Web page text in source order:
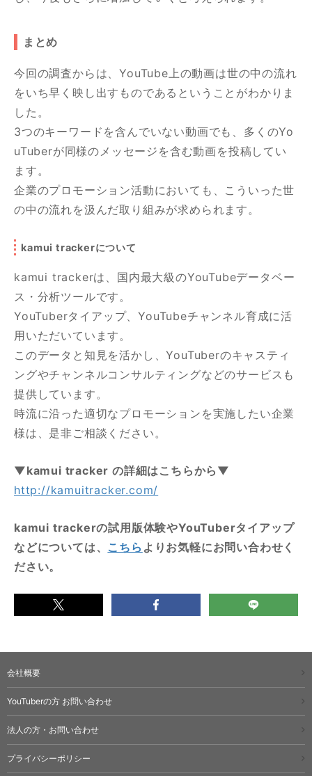
まとめ
今回の調査からは、YouTube上の動画は世の中の流れ
をいち早く映し出すものであるということがわかりま
した。
3つのキーワードを含んでいない動画でも、多くのYo
uTuberが同様のメッセージを含む動画を投稿してい
ます。
企業のプロモーション活動においても、こういった世
の中の流れを汲んだ取り組みが求められます。
kamui trackerについて
kamui trackerは、国内最大級のYouTubeデータベー
ス・分析ツールです。
YouTuberタイアップ、YouTubeチャンネル育成に活
用いただいています。
このデータと知見を活かし、YouTuberのキャスティ
ングやチャンネルコンサルティングなどのサービスも
提供しています。
時流に沿った適切なプロモーションを実施したい企業
様は、是非ご相談ください。
▼kamui tracker の詳細はこちらから▼
http://kamuitracker.com/
kamui trackerの試用版体験やYouTuberタイアップ
などについては、 こちら よりお気軽にお問い合わせく
ださい。
会社概要
YouTuberの方 お問い合わせ
法人の方・お問い合わせ
プライバシーポリシー